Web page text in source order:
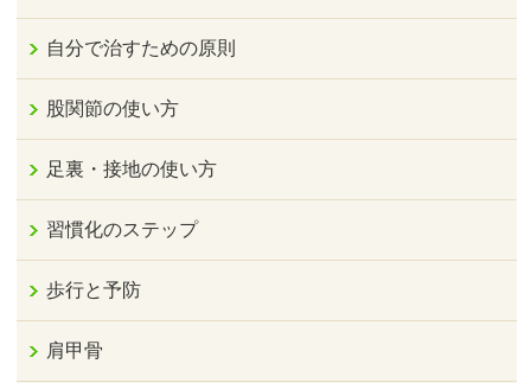
自分で治すための原則
股関節の使い方
足裏・接地の使い方
習慣化のステップ
歩行と予防
肩甲骨